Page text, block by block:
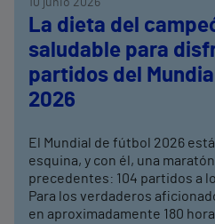
10 junio 2026
La dieta del
saludable para
partidos del
2026
El Mundial de fútbol 2026
esquina, y con él, una
precedentes: 104 partidos a
Para los verdaderos
en aproximadamente 180